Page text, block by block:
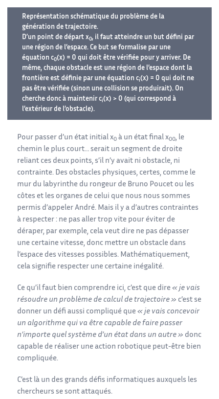
Représentation schématique du problème de la
génération de trajectoire.
D’un point de départ x0, il faut atteindre un but défini par
une région de l’espace. Ce but se formalise par une
équation c0(x) = 0 qui doit être vérifiée pour y arriver. De
même, chaque obstacle est une région de l’espace dont la
frontière est définie par une équation c (x) = 0 qui doit ne
pas être vérifiée (sinon une collision se produirait). On
cherche donc à maintenir c (x) > 0 (qui correspond à
l’extérieur de l’obstacle).
Pour passer d’un état initial x0 à un état final x00, le
chemin le plus court… serait un segment de droite
reliant ces deux points, s’il n’y avait ni obstacle, ni
contrainte. Des obstacles physiques, certes, comme le
mur du labyrinthe du rongeur de Bruno Poucet ou les
côtes et les organes de celui que nous nous sommes
permis d’appeler André. Mais il y a d’autres contraintes
à respecter : ne pas aller trop vite pour éviter de
déraper, par exemple, cela veut dire ne pas dépasser
une certaine vitesse, donc mettre un obstacle dans
l’espace des vitesses possibles. Mathématiquement,
cela signifie respecter une certaine inégalité.
Ce qu’il faut bien comprendre ici, c’est que dire « je vais
résoudre un problème de calcul de trajectoire » c’est se
donner un défi aussi compliqué que « je vais concevoir
un algorithme qui va être capable de faire passer
n’importe quel système d’un état dans un autre » donc
capable de réaliser une action robotique peut-être bien
compliquée.
C’est là un des grands défis informatiques auxquels les
chercheurs se sont attaqués.